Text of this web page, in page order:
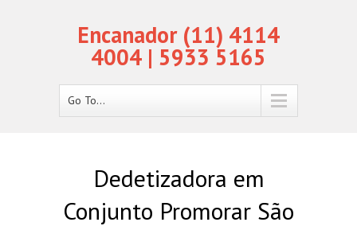
Encanador (11) 4114
4004 | 5933 5165
Go To...
Dedetizadora em
Conjunto Promorar São